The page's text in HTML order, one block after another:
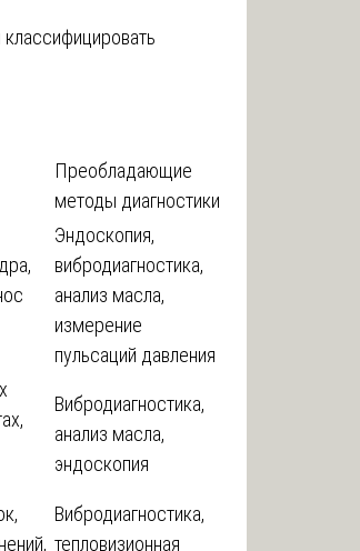
Преобладающие
методы диагностики
Эндоскопия,
вибродиагностика,
анализ масла,
измерение
пульсаций давления
Вибродиагностика,
анализ масла,
эндоскопия
Вибродиагностика,
тепловизионная